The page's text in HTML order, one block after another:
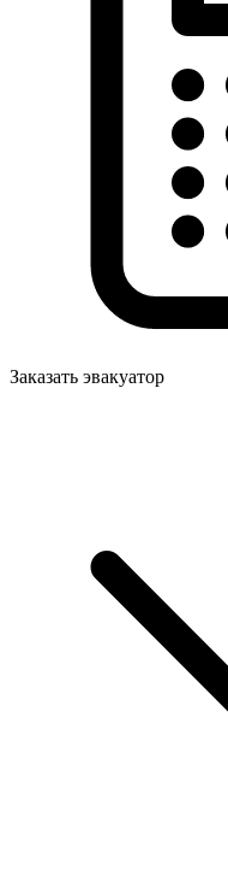
Заказать эвакуатор